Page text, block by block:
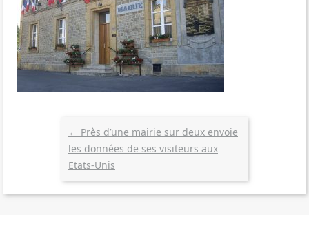
← Près d’une mairie sur deux envoie
les données de ses visiteurs aux
Etats-Unis